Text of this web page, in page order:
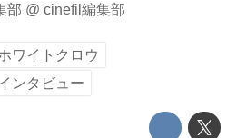
部 @ cinefil編集部
ワイトクロウ
ンタビュー